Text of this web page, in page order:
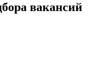
вакансий